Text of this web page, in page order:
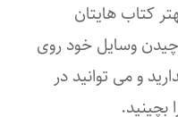
کتاب هایتان
وسایل خود روی
و می توانید در